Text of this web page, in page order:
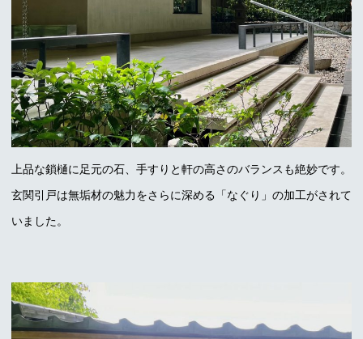
上品な鎖樋に足元の石、手すりと軒の高さのバランスも絶妙です。
玄関引戸は無垢材の魅力をさらに深める「なぐり」の加工がされて
いました。